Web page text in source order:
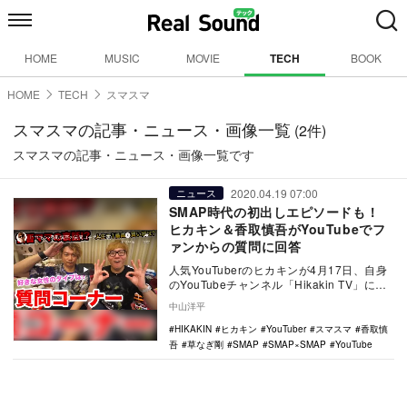
HOME MUSIC MOVIE TECH BOOK
HOME TECH スマスマ
スマスマの記事・ニュース・画像一覧 (2件)
スマスマの記事・ニュース・画像一覧です
ニュース 2020.04.19 07:00
SMAP時代の初出しエピソードも！
ヒカキン＆香取慎吾がYouTubeでフ
ァンからの質問に回答
人気YouTuberのヒカキンが4月17日、自身
のYouTubeチャンネル「Hikakin TV」に、
「ヒカキン×香取慎吾の質問…
中山洋平
HIKAKIN
ヒカキン YouTuber スマスマ
香取慎
吾
草なぎ剛 SMAP SMAP×SMAP YouTube